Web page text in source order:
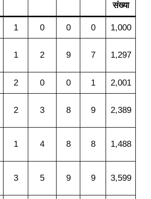
संख्या
1 0 0 0 1,000
1 2 9 7 1,297
2 0 0 1 2,001
2 3 8 9 2,389
1 4 8 8 1,488
3 5 9 9 3,599